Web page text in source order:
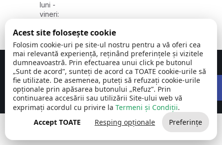
luni -
vineri:
16:00
Comuna Carcaliu | județul
Tulcea
©
2026
Toate drepturile
rezervate
Concept realizat deBig Media Relații Publice SRL
Acest site folosește cookie
Folosim cookie-uri pe site-ul nostru pentru a vă oferi cea
mai relevantă experiență, reținând preferințele și vizitele
dumneavoastră. Prin efectuarea unui click pe butonul
„Sunt de acord”, sunteți de acord ca TOATE cookie-urile să
fie utilizate. De asemenea, puteți să refuzați cookie-urile
opționale prin apăsarea butonului „Refuz”. Prin
continuarea accesării sau utilizării Site-ului web vă
exprimați acordul cu privire la Termeni și Condiții.
Accept TOATE
Resping opționale Preferințe